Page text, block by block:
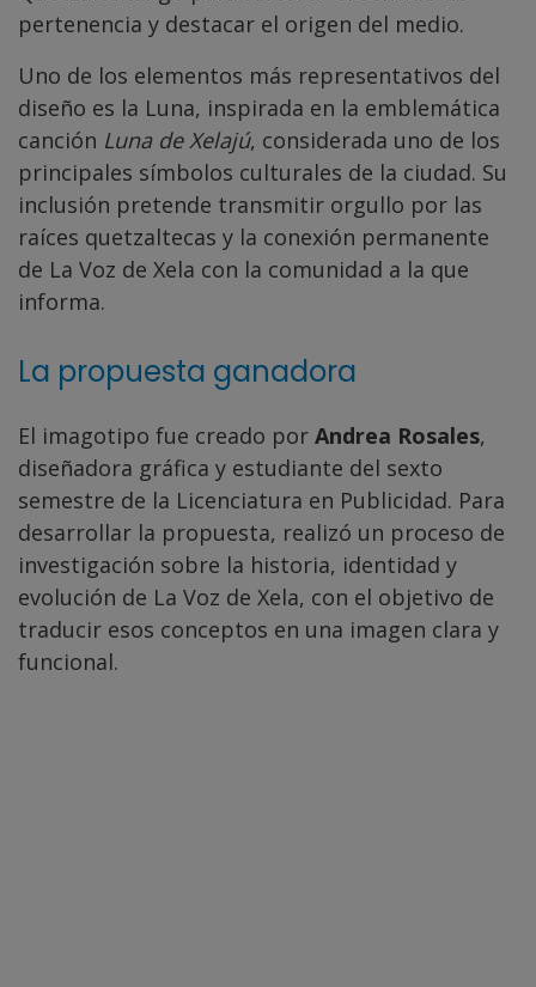
pertenencia y destacar el origen del medio.
Uno de los elementos más representativos del
diseño es la Luna, inspirada en la emblemática
canción Luna de Xelajú, considerada uno de los
principales símbolos culturales de la ciudad. Su
inclusión pretende transmitir orgullo por las
raíces quetzaltecas y la conexión permanente
de La Voz de Xela con la comunidad a la que
informa.
La propuesta ganadora
El imagotipo fue creado por Andrea Rosales,
diseñadora gráfica y estudiante del sexto
semestre de la Licenciatura en Publicidad. Para
desarrollar la propuesta, realizó un proceso de
investigación sobre la historia, identidad y
evolución de La Voz de Xela, con el objetivo de
traducir esos conceptos en una imagen clara y
funcional.